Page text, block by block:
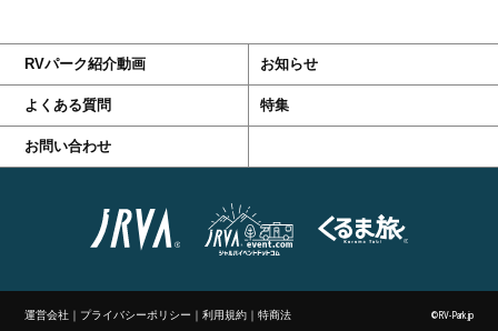
RVパーク紹介動画 お知らせ
よくある質問 特集
お問い合わせ
運営会社 ｜ プライバシーポリシー ｜利用規約 ｜特商法 ©RV-Park.jp